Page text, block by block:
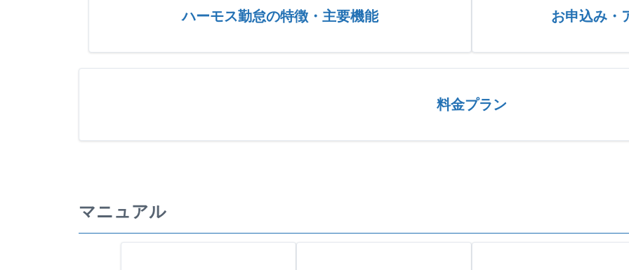
ハーモス勤怠の特徴・主要機能 お申込み・
料金プラン
マニュアル